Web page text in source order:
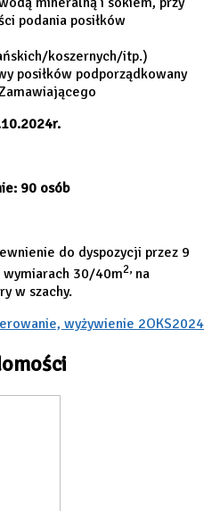
podania posiłków
koszernych/itp.)
posiłków podporządkowany
90 osób
do dyspozycji przez 9
30/40m2, na
w szachy.
wyżywienie 2OKS2024